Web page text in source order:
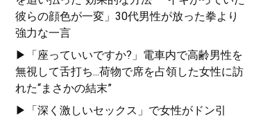
彼らの顔色が一変」30代男性が放った拳より
強力な一言
▶「座っていいですか?」電車内で高齢男性を
無視して舌打ち...荷物で席を占領した女性に訪
れた“まさかの結末”
▶「深く激しいセックス」で女性がドン引